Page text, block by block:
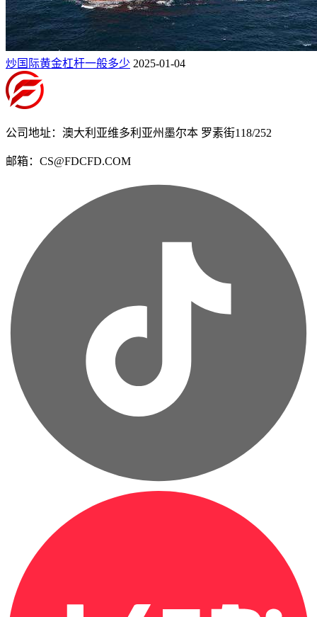
炒国际黄金杠杆一般多少 2025-01-04
公司地址：澳大利亚维多利亚州墨尔本 罗素街118/252
邮箱：CS@FDCFD.COM